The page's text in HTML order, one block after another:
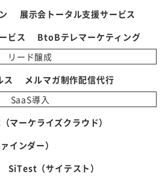
展示会トータル支援サービス
ビス
BtoBテレマーケティング
リード醸成
ス
メルマガ制作配信代行
SaaS導入
マーケライズクラウド）
インダー）
SiTest（サイテスト）